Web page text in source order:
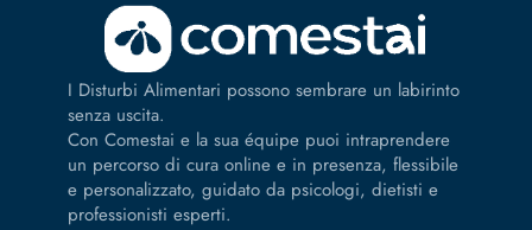
I Disturbi Alimentari possono sembrare un labirinto
senza uscita.
Con Comestai e la sua équipe puoi intraprendere
un percorso di cura online e in presenza, flessibile
e personalizzato, guidato da psicologi, dietisti e
professionisti esperti.